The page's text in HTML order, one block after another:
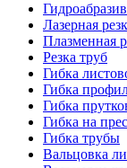
Лазерная
Плазменная
Резка труб
Гибка
Гибка
Гибка
Гибка на
Гибка трубы
Вальцовка